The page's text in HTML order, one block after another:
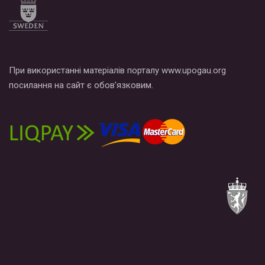
При використанні матеріалів порталу www.upogau.org
посилання на сайт є обов’язковим.